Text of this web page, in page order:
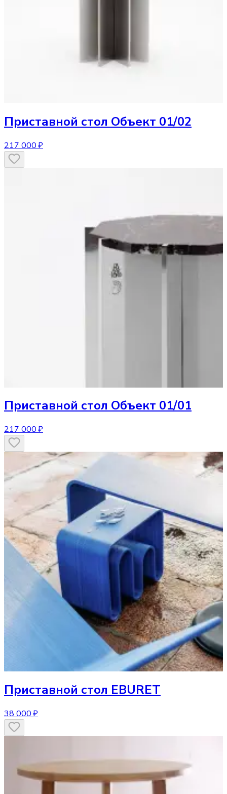
Приставной стол Объект 01/02
217 000 ₽
Приставной стол Объект 01/01
217 000 ₽
Приставной стол EBURET
38 000 ₽